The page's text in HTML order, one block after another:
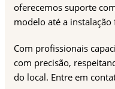
oferecemos suporte
modelo até a instalação
Com profissionais
com precisão,
do local. Entre em